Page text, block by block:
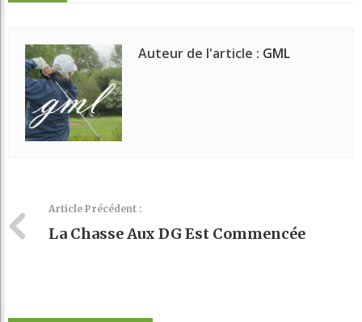
Auteur de l'article : GML
Article Précédent :
La Chasse Aux DG Est Commencée